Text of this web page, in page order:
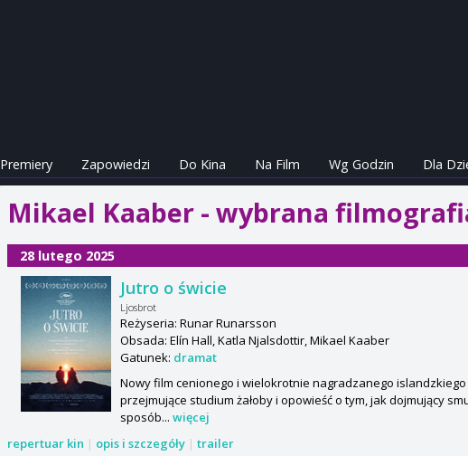
Premiery Zapowiedzi Do Kina Na Film Wg Godzin Dla
Mikael Kaaber - wybrana
28 lutego 2025
Jutro o świcie
Ljosbrot
Reżyseria: Runar Runarsson
Obsada: Elín Hall, Katla Njalsdottir, Mikael Kaaber
Gatunek: dramat
Nowy film cenionego i wielokrotnie nagradzanego
przejmujące studium żałoby i opowieść o tym, jak dojmujący
sposób... więcej
repertuar kin | opis i szczegóły | trailer